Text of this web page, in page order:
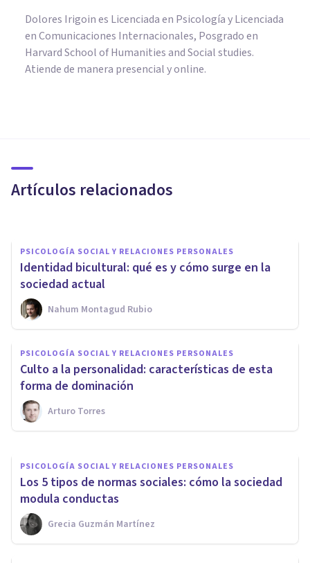
Dolores Irigoin es Licenciada en Psicología y Licenciada
en Comunicaciones Internacionales, Posgrado en
Harvard School of Humanities and Social studies.
Atiende de manera presencial y online.
Artículos relacionados
psicológicos, y qué hacer
PSICOLOGÍA SOCIAL Y RELACIONES PERSONALES
Identidad bicultural: qué es y cómo surge en la
sociedad actual
Nahum Montagud Rubio
PSICOLOGÍA SOCIAL Y RELACIONES PERSONALES
Culto a la personalidad: características de esta
forma de dominación
Arturo Torres
La decadencia de los valores
en nuestra sociedad
Alberto Casalta
PSICOLOGÍA SOCIAL Y RELACIONES PERSONALES
Los 5 tipos de normas sociales: cómo la sociedad
modula conductas
Grecia Guzmán Martínez